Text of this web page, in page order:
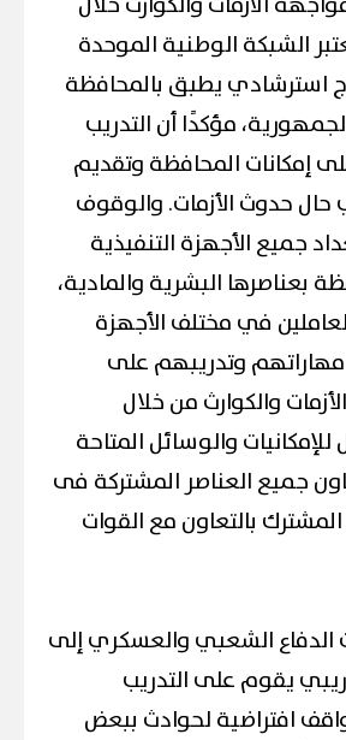
الشبكة الوطنية الموحدة
استرشادي يطبق بالمحافظة
مؤكدًا أن التدريب
إمكانات المحافظة وتقديم
حال حدوث الأزمات. والوقوف
جميع الأجهزة التنفيذية
بعناصرها البشرية والمادية،
في مختلف الأجهزة
وتدريبهم على
والكوارث من خلال
للإمكانيات والوسائل المتاحة
جميع العناصر المشتركة فى
بالتعاون مع القوات
الدفاع الشعبي والعسكري إلى
يقوم على التدريب
افتراضية لحوادث ببعض